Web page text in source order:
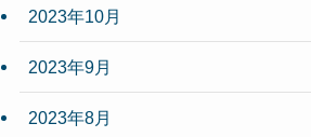
2023年10月
2023年9月
2023年8月